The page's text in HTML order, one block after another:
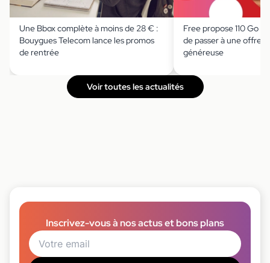
Une Bbox complète à moins de 28 € :
Bouygues Telecom lance les promos
de rentrée
Free propose 110 Go à
de passer à une offre
généreuse
Voir toutes les actualités
Inscrivez-vous à nos actus et bons plans